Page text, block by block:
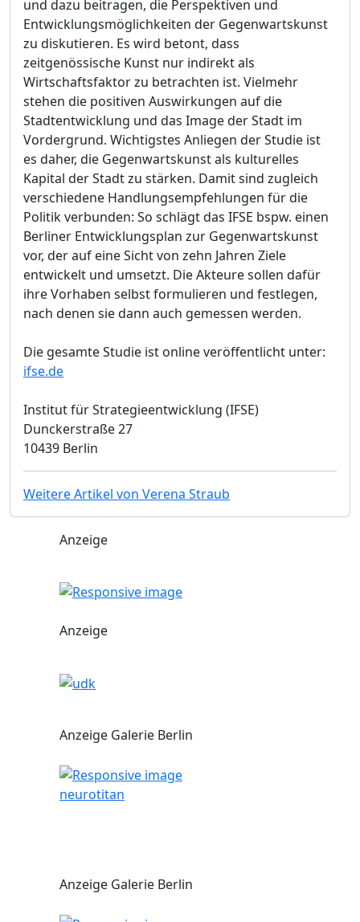
und dazu beitragen, die Perspektiven und
Entwicklungsmöglichkeiten der Gegenwartskunst
zu diskutieren. Es wird betont, dass
zeitgenössische Kunst nur indirekt als
Wirtschaftsfaktor zu betrachten ist. Vielmehr
stehen die positiven Auswirkungen auf die
Stadtentwicklung und das Image der Stadt im
Vordergrund. Wichtigstes Anliegen der Studie ist
es daher, die Gegenwartskunst als kulturelles
Kapital der Stadt zu stärken. Damit sind zugleich
verschiedene Handlungsempfehlungen für die
Politik verbunden: So schlägt das IFSE bspw. einen
Berliner Entwicklungsplan zur Gegenwartskunst
vor, der auf eine Sicht von zehn Jahren Ziele
entwickelt und umsetzt. Die Akteure sollen dafür
ihre Vorhaben selbst formulieren und festlegen,
nach denen sie dann auch gemessen werden.
Die gesamte Studie ist online veröffentlicht unter:
ifse.de
Institut für Strategieentwicklung (IFSE)
Dunckerstraße 27
10439 Berlin
Weitere Artikel von Verena Straub
Anzeige
Anzeige
Anzeige Galerie Berlin
neurotitan
Anzeige Galerie Berlin